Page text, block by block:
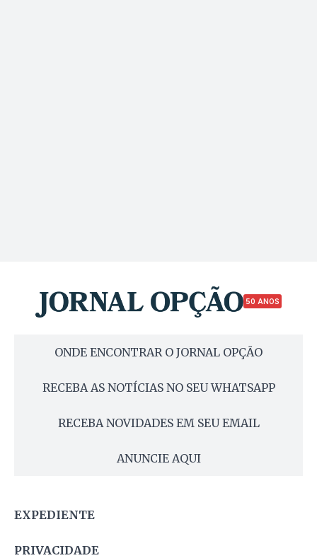
50 ANOS
ONDE ENCONTRAR O JORNAL OPÇÃO
RECEBA AS NOTÍCIAS NO SEU WHATSAPP
RECEBA NOVIDADES EM SEU EMAIL
ANUNCIE AQUI
EXPEDIENTE
PRIVACIDADE